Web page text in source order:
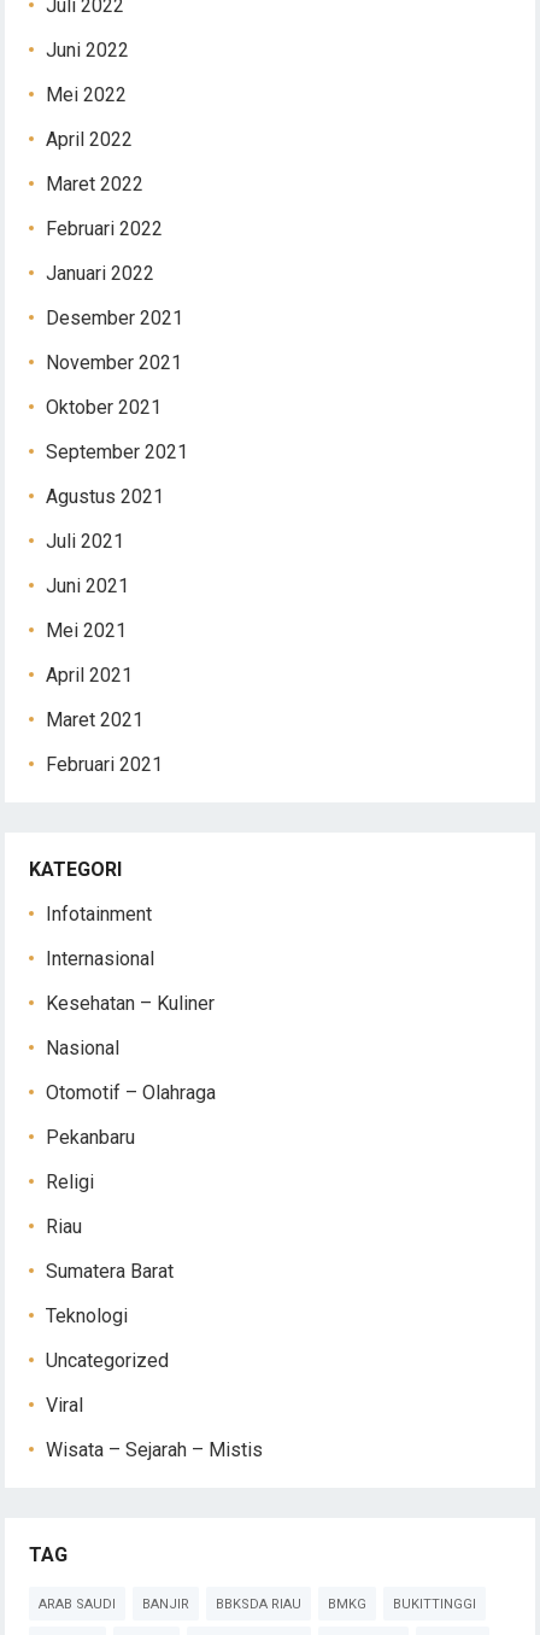
Juli 2022
Juni 2022
Mei 2022
April 2022
Maret 2022
Februari 2022
Januari 2022
Desember 2021
November 2021
Oktober 2021
September 2021
Agustus 2021
Juli 2021
Juni 2021
Mei 2021
April 2021
Maret 2021
Februari 2021
KATEGORI
Infotainment
Internasional
Kesehatan – Kuliner
Nasional
Otomotif – Olahraga
Pekanbaru
Religi
Riau
Sumatera Barat
Teknologi
Uncategorized
Viral
Wisata – Sejarah – Mistis
TAG
ARAB SAUDI BANJIR BBKSDA RIAU BMKG BUKITTINGGI